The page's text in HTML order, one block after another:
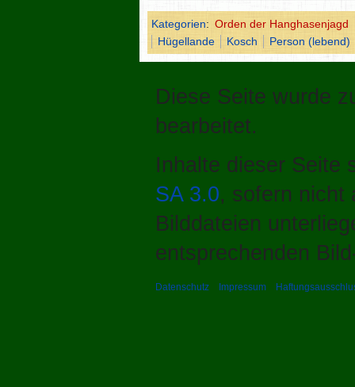
Kategorien: Orden der Hanghasenjagd
Hügellande
Kosch Person (lebend)
Diese Seite wurde
bearbeitet.
Inhalte dieser Seite
SA 3.0, sofern nicht
Bilddateien
entsprechenden
Datenschutz Impressum